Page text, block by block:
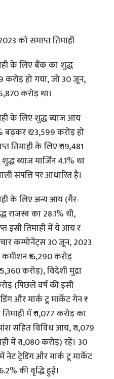
को समाप्त तिमाही
के लिए बैंक का शुद्ध
करोड़ हो गया, जो 30 जून,
करोड़ था।
के लिए शुद्ध ब्याज आय
बढ़कर ₹ 23,599 करोड़ हो
तिमाही के लिए ₹ 19,481
ब्याज मार्जिन 4.1% था
संपत्ति पर आधारित है।
के लिए अन्य आय (गैर-
राजस्व का 28.1% थी,
इसी तिमाही में ये आय ₹
कम्पोनेंट्स 30 जून, 2023
₹ 6,290 करोड़
करोड़), विदेशी मुद्रा
(पिछले वर्ष की इसी
और मार्क टू मार्केट गेन ₹
में ₹ 1,077 करोड़ का
सहित विविध आय, ₹ 1,079
में ₹ 1,080 करोड़) रहें। 30
ट्रेडिंग और मार्क टू मार्केट
की वृद्धि हुई।